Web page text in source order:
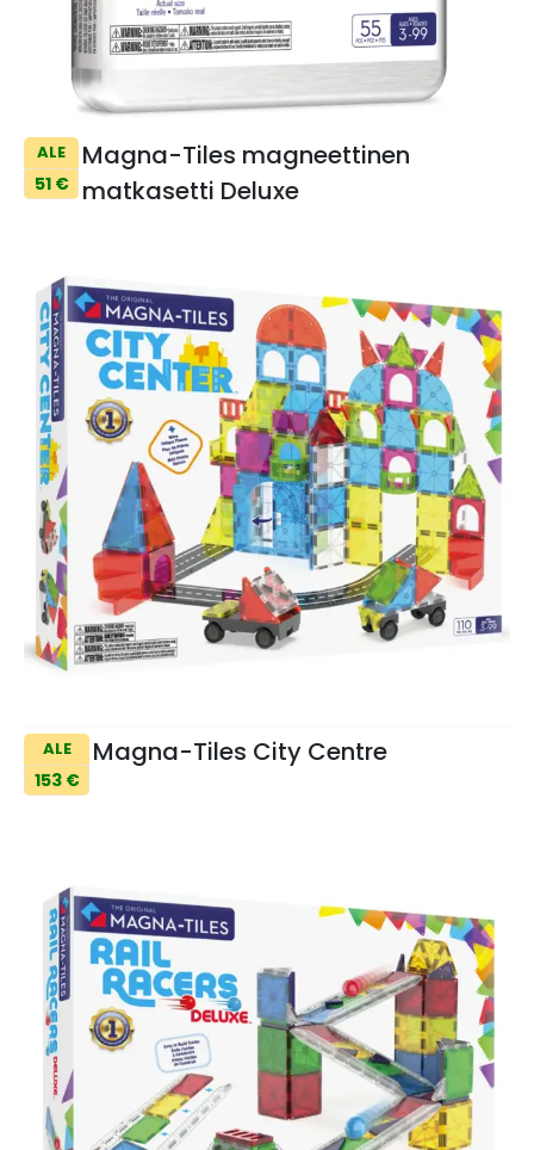
ALE
51 €
Magna-Tiles magneettinen
matkasetti Deluxe
ALE
153 €
Magna-Tiles City Centre